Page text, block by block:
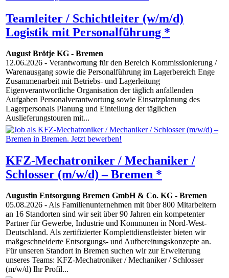
Teamleiter / Schichtleiter (w/m/d)
Logistik mit Personalführung *
August Brötje KG - Bremen
12.06.2026 - Verantwortung für den Bereich Kommissionierung /
Warenausgang sowie die Personalführung im Lagerbereich Enge
Zusammenarbeit mit Betriebs- und Lagerleitung
Eigenverantwortliche Organisation der täglich anfallenden
Aufgaben Personalverantwortung sowie Einsatzplanung des
Lagerpersonals Planung und Einteilung der täglichen
Auslieferungstouren mit...
KFZ-Mechatroniker / Mechaniker /
Schlosser (m/w/d) – Bremen *
Augustin Entsorgung Bremen GmbH & Co. KG - Bremen
05.08.2026 - Als Familienunternehmen mit über 800 Mitarbeitern
an 16 Standorten sind wir seit über 90 Jahren ein kompetenter
Partner für Gewerbe, Industrie und Kommunen in Nord-West-
Deutschland. Als zertifizierter Komplettdienstleister bieten wir
maßgeschneiderte Entsorgungs- und Aufbereitungskonzepte an.
Für unseren Standort in Bremen suchen wir zur Erweiterung
unseres Teams: KFZ-Mechatroniker / Mechaniker / Schlosser
(m/w/d) Ihr Profil...